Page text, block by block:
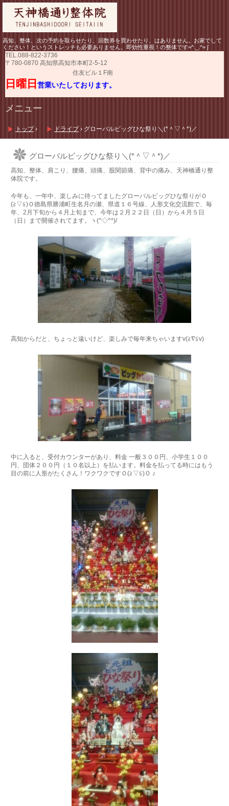
高知、整体、次の予約を取らせたり、回数券を買わせたり、はありません。お家でして
ください！というストレッチも必要ありません。即効性重視！の整体です=^._.^= ∫
TEL.088-822-3736
〒780-0870 高知県高知市本町2-5-12
住友ビル１F南
日曜日 営業いたしております。
メニュー
ン
へ
キ
プ
トップ › ドライブ › グローバルビッグひな祭り＼(*＾▽＾*)／
グローバルビッグひな祭り＼(*＾▽＾*)／
高知、整体、肩こり、腰痛、頭痛、股関節痛、背中の痛み、天神橋通り整
体院です。
今年も、一年中、楽しみに待ってましたグローバルビッグひな祭りがＯ
(≧▽≦)Ｏ徳島県勝浦町生名月の瀬、県道１６号線、人形文化交流館で、毎
年、2月下旬から４月上旬まで、今年は２月２２日（日）から４月５日
（日）まで開催されてます。ヽ(^◇^*)/
高知からだと、ちょっと遠いけど、楽しみで毎年来ちゃいますv(≧∇≦v)
中に入ると、受付カウンターがあり、料金 一般３００円、小学生１００
円、団体２００円（１０名以上）を払います。料金を払ってる時にはもう
目の前に人形がたくさん！ワクワクですＯ(≧▽≦)Ｏ ♪